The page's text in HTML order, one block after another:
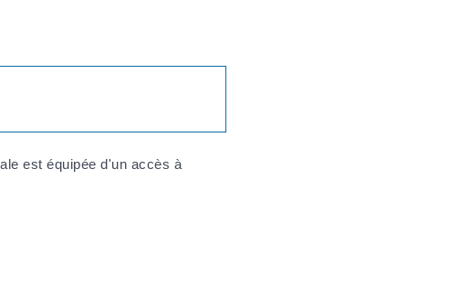
est équipée d'un accès à